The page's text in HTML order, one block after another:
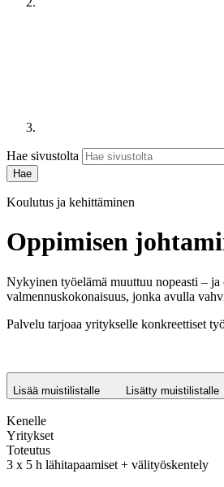
Hae sivustolta
Koulutus ja kehittäminen
Oppimisen
Nykyinen työelämä muuttuu nopeasti –
valmennuskokonaisuus, jonka avulla
Palvelu tarjoaa yritykselle konkreettiset
Lisää muistilistalle Lisätty muistilistalle
Kenelle
Yritykset
Toteutus
3 x 5 h lähitapaamiset + välityöskentely